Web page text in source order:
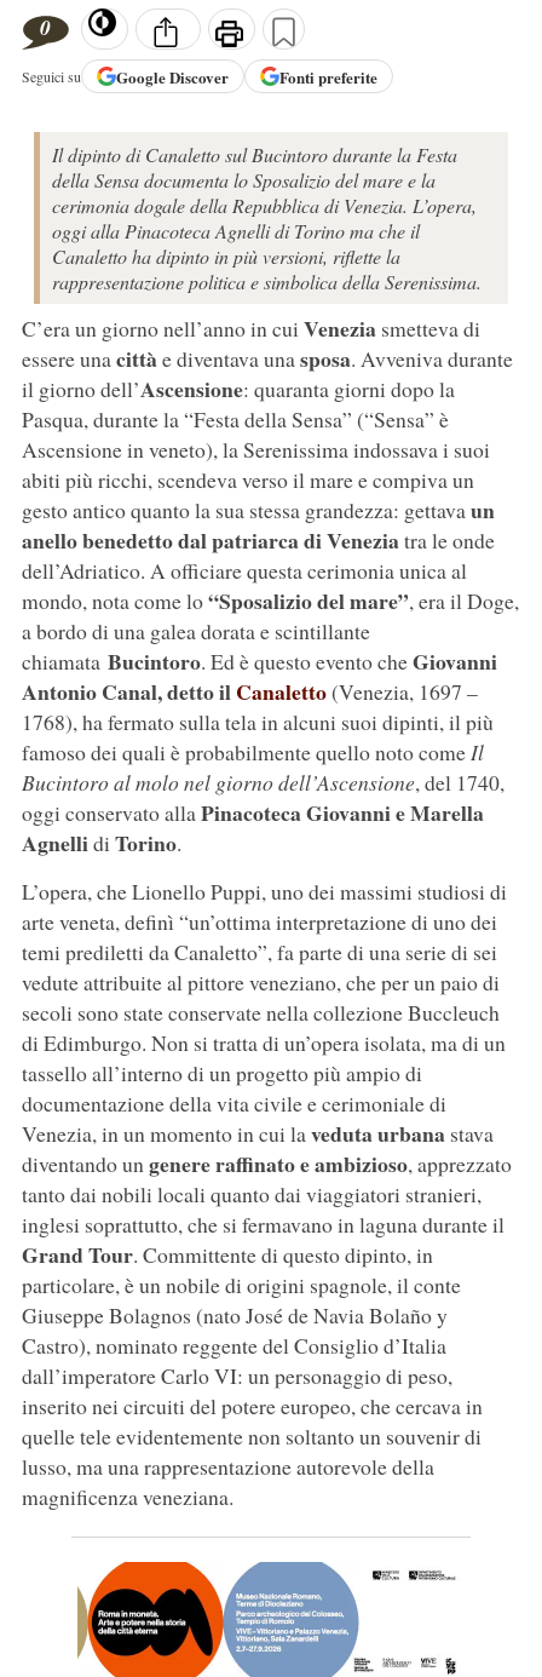
0
Seguici su GoogleDiscover Fonti preferite
Il dipinto di Canaletto sul Bucintoro durante la Festa
della Sensa documenta lo Sposalizio del mare e la
cerimonia dogale della Repubblica di Venezia. L’opera,
oggi alla Pinacoteca Agnelli di Torino ma che il
Canaletto ha dipinto in più versioni, riflette la
rappresentazione politica e simbolica della Serenissima.
C’era un giorno nell’anno in cui Veneziasmetteva di
essere unacittàe diventava unasposa. Avveniva durante
il giorno dell’Ascensione: quaranta giorni dopo la
Pasqua, durante la “Festa della Sensa” (“Sensa” è
Ascensione in veneto), la Serenissima indossava i suoi
abiti più ricchi, scendeva verso il mare e compiva un
gesto antico quanto la sua stessa grandezza: gettavaun
anello benedetto dal patriarca di Veneziatra le onde
dell’Adriatico. A officiare questa cerimonia unica al
mondo, nota come lo“Sposalizio del mare”, era il Doge,
a bordo di una galea dorata e scintillante
chiamata Bucintoro. Ed è questo evento cheGiovanni
Antonio Canal, detto ilCanaletto(Venezia, 1697 –
1768), ha fermato sulla tela in alcuni suoi dipinti, il più
famoso dei quali è probabilmente quello noto comeIl
Bucintoro al molo nel giorno dell’Ascensione, del 1740,
oggi conservato allaPinacoteca Giovanni e Marella
Agnellidi Torino.
L’opera, che Lionello Puppi, uno dei massimi studiosi di
arte veneta, definì “un’ottima interpretazione di uno dei
temi prediletti da Canaletto”, fa parte di una serie di sei
vedute attribuite al pittore veneziano, che per un paio di
secoli sono state conservate nella collezione Buccleuch
di Edimburgo. Non si tratta di un’opera isolata, ma di un
tassello all’interno di un progetto più ampio di
documentazione della vita civile e cerimoniale di
Venezia, in un momento in cui laveduta urbanastava
diventando ungenere raffinato e ambizioso, apprezzato
tanto dai nobili locali quanto dai viaggiatori stranieri,
inglesi soprattutto, che si fermavano in laguna durante il
Grand Tour. Committente di questo dipinto, in
particolare, è un nobile di origini spagnole, il conte
Giuseppe Bolagnos (nato José de Navia Bolaño y
Castro), nominato reggente del Consiglio d’Italia
dall’imperatore Carlo VI: un personaggio di peso,
inserito nei circuiti del potere europeo, che cercava in
quelle tele evidentemente non soltanto un souvenir di
lusso, ma una rappresentazione autorevole della
magnificenza veneziana.